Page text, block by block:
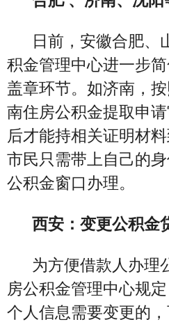
日前，安徽合肥、
积金管理中心进一步
盖章环节。如济南，
南住房公积金提取申
后才能持相关证明材
市民只需带上自己的
公积金窗口办理。
西安：变更公积金
为方便借款人办理
房公积金管理中心规
个人信息需要变更的